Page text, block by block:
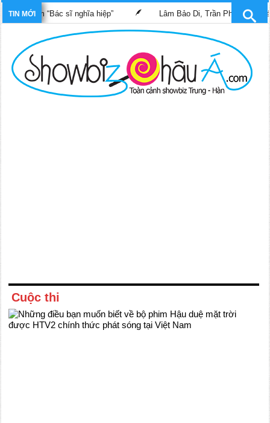
TIN MỚI
phim “Bác sĩ nghĩa hiệp” Lâm Bảo Di, Trần Pháp Dung tái
Cuộc thi